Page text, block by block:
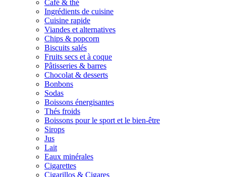
Café & thé
Ingrédients de cuisine
Cuisine rapide
Viandes et alternatives
Chips & popcorn
Biscuits salés
Fruits secs et à coque
Pâtisseries & barres
Chocolat & desserts
Bonbons
Sodas
Boissons énergisantes
Thés froids
Boissons pour le sport et le bien-être
Sirops
Jus
Lait
Eaux minérales
Cigarettes
Cigarillos & Cigares